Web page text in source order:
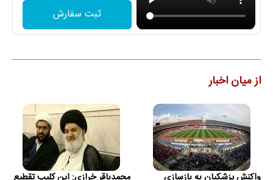
ثبت سفارش
از میان اخبار